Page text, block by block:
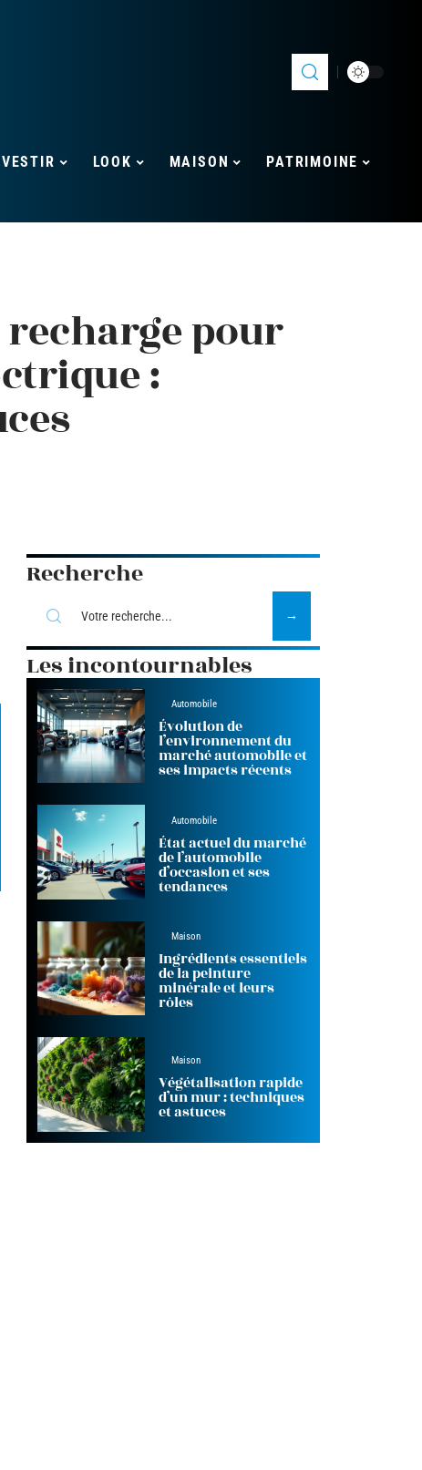
LOOK MAISON PATRIMOINE
pour
:
Recherche
Les incontournables
Automobile
Évolution de
l’environnement du
marché automobile et
ses impacts récents
Automobile
État actuel du marché
de l’automobile
d’occasion et ses
tendances
Maison
Ingrédients essentiels
de la peinture
minérale et leurs
rôles
Maison
Végétalisation rapide
d’un mur : techniques
et astuces